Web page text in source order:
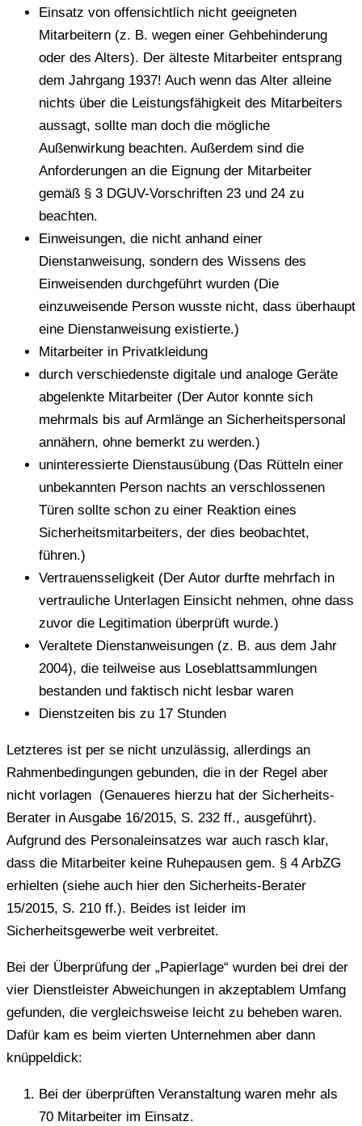
Einsatz von offensichtlich nicht geeigneten
Mitarbeitern (z. B. wegen einer Gehbehinderung
oder des Alters). Der älteste Mitarbeiter entsprang
dem Jahrgang 1937! Auch wenn das Alter alleine
nichts über die Leistungsfähigkeit des Mitarbeiters
aussagt, sollte man doch die mögliche
Außenwirkung beachten. Außerdem sind die
Anforderungen an die Eignung der Mitarbeiter
gemäß § 3 DGUV-Vorschriften 23 und 24 zu
beachten.
Einweisungen, die nicht anhand einer
Dienstanweisung, sondern des Wissens des
Einweisenden durchgeführt wurden (Die
einzuweisende Person wusste nicht, dass überhaupt
eine Dienstanweisung existierte.)
Mitarbeiter in Privatkleidung
durch verschiedenste digitale und analoge Geräte
abgelenkte Mitarbeiter (Der Autor konnte sich
mehrmals bis auf Armlänge an Sicherheitspersonal
annähern, ohne bemerkt zu werden.)
uninteressierte Dienstausübung (Das Rütteln einer
unbekannten Person nachts an verschlossenen
Türen sollte schon zu einer Reaktion eines
Sicherheitsmitarbeiters, der dies beobachtet,
führen.)
Vertrauensseligkeit (Der Autor durfte mehrfach in
vertrauliche Unterlagen Einsicht nehmen, ohne dass
zuvor die Legitimation überprüft wurde.)
Veraltete Dienstanweisungen (z. B. aus dem Jahr
2004), die teilweise aus Loseblattsammlungen
bestanden und faktisch nicht lesbar waren
Dienstzeiten bis zu 17 Stunden
Letzteres ist per se nicht unzulässig, allerdings an
Rahmenbedingungen gebunden, die in der Regel aber
nicht vorlagen (Genaueres hierzu hat der Sicherheits-
Berater in Ausgabe 16/2015, S. 232 ff., ausgeführt).
Aufgrund des Personaleinsatzes war auch rasch klar,
dass die Mitarbeiter keine Ruhepausen gem. § 4 ArbZG
erhielten (siehe auch hier den Sicherheits-Berater
15/2015, S. 210 ff.). Beides ist leider im
Sicherheitsgewerbe weit verbreitet.
Bei der Überprüfung der „Papierlage“ wurden bei drei der
vier Dienstleister Abweichungen in akzeptablem Umfang
gefunden, die vergleichsweise leicht zu beheben waren.
Dafür kam es beim vierten Unternehmen aber dann
knüppeldick:
Bei der überprüften Veranstaltung waren mehr als
70 Mitarbeiter im Einsatz.